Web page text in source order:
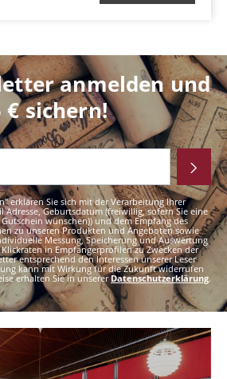
anmelden und
€ sichern!
erklären Sie sich mit der Verarbeitung Ihrer
Adresse, Geburtsdatum (freiwillig, sofern Sie eine
wünschen)) und dem Empfang des
zu unseren Produkten und Angeboten sowie
Messung, Speicherung und Auswertung
in Empfängerprofilen zu Zwecken der
entsprechend den Interessen unserer Leser
kann mit Wirkung für die Zukunft widerrufen
erhalten Sie in unsererDatenschutzerklärung.